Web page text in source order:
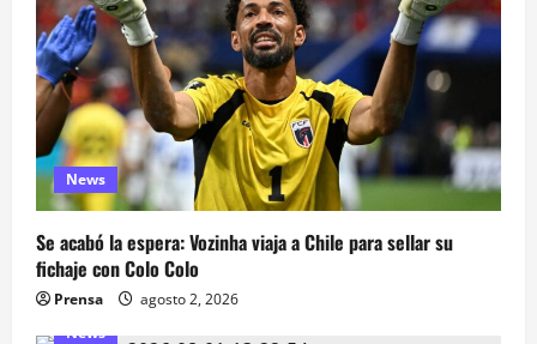
News
Se acabó la espera: Vozinha viaja a Chile para sellar su
fichaje con Colo Colo
Prensa
agosto 2, 2026
News